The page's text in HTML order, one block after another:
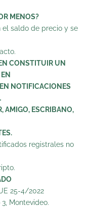
MENOS?
el saldo de precio y se
CONSTITUIR UN
NOTIFICACIONES
AMIGO, ESCRIBANO,
registrales no
25-4/2022
Montevideo.